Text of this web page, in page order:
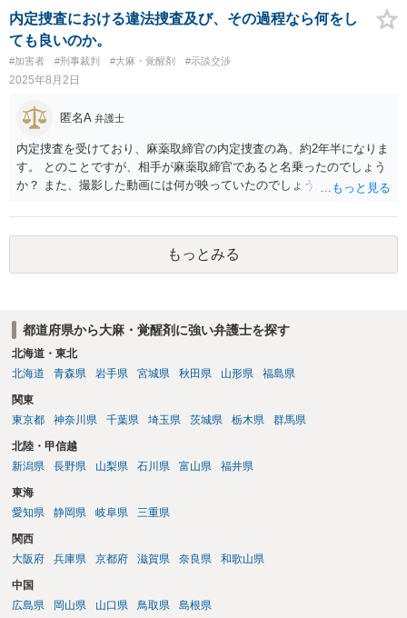
内定捜査における違法捜査及び、その過程なら何をし
ても良いのか。
#加害者 #刑事裁判 #大麻・覚醒剤 #示談交渉
2025年8月2日
匿名A 弁護士
内定捜査を受けており、麻薬取締官の内定捜査の為、約2年半になりま
す。 とのことですが、相手が麻薬取締官であると名乗ったのでしょう
か？ また、撮影した動画には何が映っていたのでしょうか？
もっとみる
都道府県から大麻・覚醒剤に強い弁護士を探す
北海道・東北
北海道
青森県 岩手県 宮城県 秋田県 山形県 福島県
関東
東京都
神奈川県 千葉県 埼玉県 茨城県 栃木県 群馬県
北陸・甲信越
新潟県
長野県 山梨県 石川県 富山県 福井県
東海
愛知県
静岡県 岐阜県 三重県
関西
大阪府
兵庫県 京都府 滋賀県 奈良県 和歌山県
中国
広島県
岡山県 山口県 鳥取県 島根県